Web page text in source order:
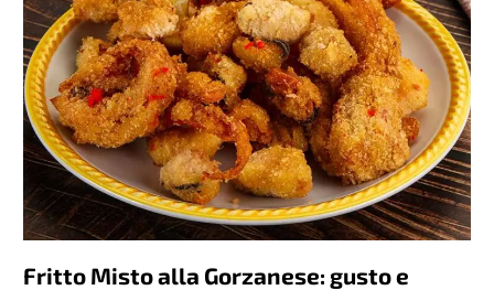
Fritto Misto alla Gorzanese: gusto e